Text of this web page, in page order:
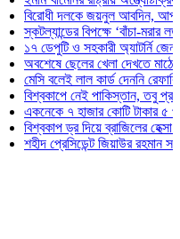
বিরোধী দলকে জয়নুল আবদিন, আপনারা
স্কটল্যান্ডের বিপক্ষে ‘বাঁচা-মরার
১৭ ডেপুটি ও সহকারী অ্যাটর্নি
অবশেষে ছেলের খেলা দেখতে মাঠে
মেসি বলেই লাল কার্ড দেননি রেফারি!
বিশ্বকাপে নেই পাকিস্তান, তবু প্রতিটি
একনেকে ৭ হাজার কোটি টাকার ৫
বিশ্বকাপ ড্র দিয়ে ব্রাজিলের হেক্সা মিশন
শহীদ প্রেসিডেন্ট জিয়াউর রহমান